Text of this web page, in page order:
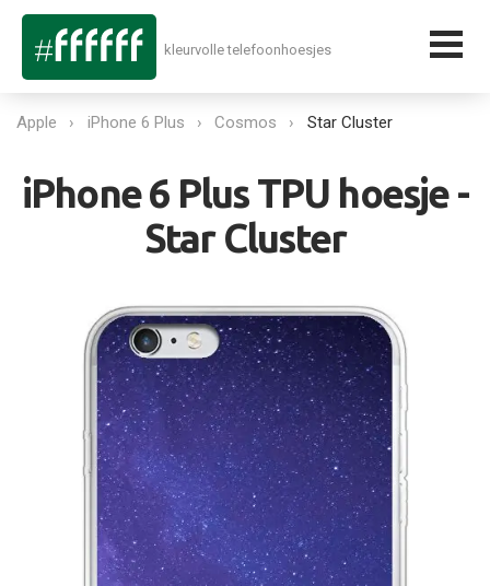
kleurvolle telefoonhoesjes
Apple iPhone 6 Plus Cosmos Star Cluster
iPhone 6 Plus TPU hoesje -
Star Cluster